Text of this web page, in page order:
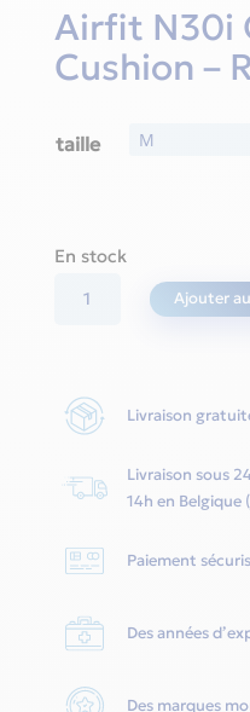
Airfit N30i
Cushion –
taille
En stock
quantité
Quietair
Ajouter
Livraison
Livraison sous
14h en Belgique
Paiement
Des années
Des marques